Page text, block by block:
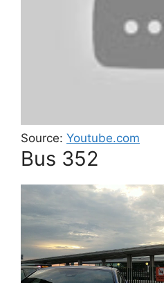
Source: Youtube.com
Bus 352